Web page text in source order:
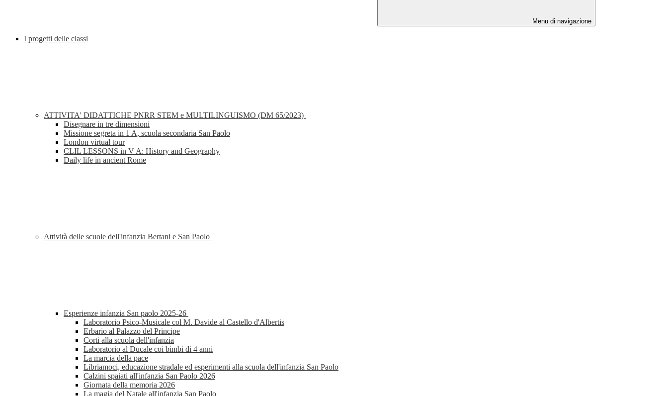
Menu di navigazione
I progetti delle classi
ATTIVITA' DIDATTICHE PNRR STEM e MULTILINGUISMO (DM 65/2023)
Disegnare in tre dimensioni
Missione segreta in 1 A, scuola secondaria San Paolo
London virtual tour
CLIL LESSONS in V A: History and Geography
Daily life in ancient Rome
Attività delle scuole dell'infanzia Bertani e San Paolo
Esperienze infanzia San paolo 2025-26
Laboratorio Psico-Musicale col M. Davide al Castello d'Albertis
Erbario al Palazzo del Principe
Corti alla scuola dell'infanzia
Laboratorio al Ducale coi bimbi di 4 anni
La marcia della pace
Libriamoci, educazione stradale ed esperimenti alla scuola dell'infanzia San Paolo
Calzini spaiati all'infanzia San Paolo 2026
Giornata della memoria 2026
La magia del Natale all'infanzia San Paolo